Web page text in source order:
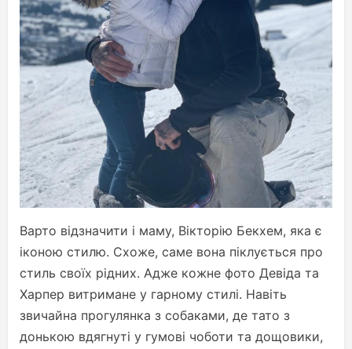
Варто відзначити і маму, Вікторію Бекхем, яка є
іконою стилю. Схоже, саме вона піклується про
стиль своїх рідних. Адже кожне фото Девіда та
Харпер витримане у гарному стилі. Навіть
звичайна прогулянка з собаками, де тато з
донькою вдягнуті у гумові чоботи та дощовики,